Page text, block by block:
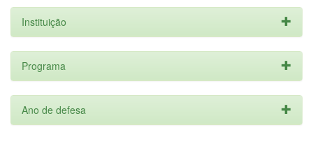
Instituição
Programa
Ano de defesa